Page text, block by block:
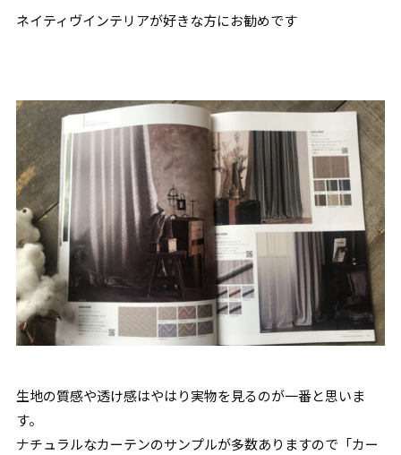
ネイティヴインテリアが好きな方にお勧めです
生地の質感や透け感はやはり実物を見るのが一番と思いま
す。
ナチュラルなカーテンのサンプルが多数ありますので「カー